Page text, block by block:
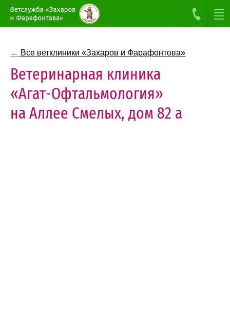
← Все ветклиники «Захаров и Фарафонтова»
Ветеринарная клиника
«Агат-Офтальмология»
на Аллее Смелых, дом 82 а